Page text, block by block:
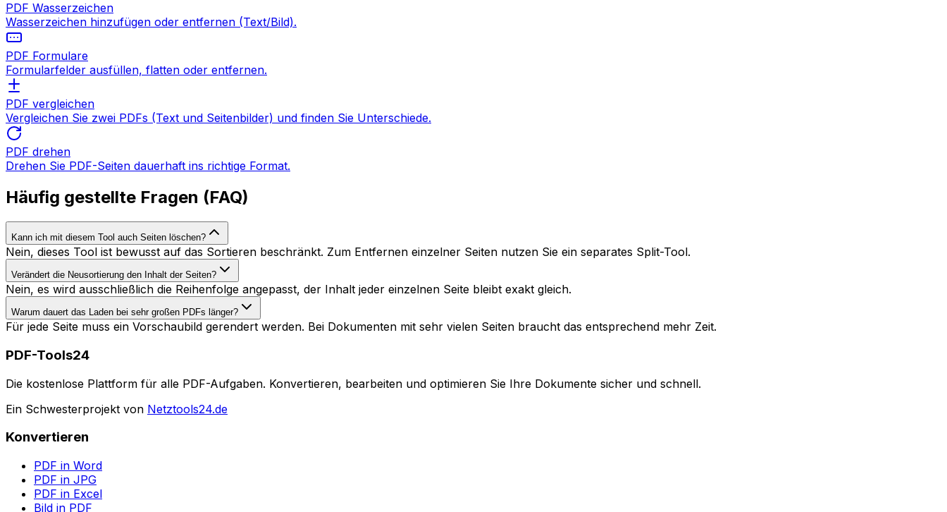
PDF Wasserzeichen
Wasserzeichen hinzufügen oder entfernen (Text/Bild).
PDF Formulare
Formularfelder ausfüllen, flatten oder entfernen.
PDF vergleichen
Vergleichen Sie zwei PDFs (Text und Seitenbilder) und finden Sie Unterschiede.
PDF drehen
Drehen Sie PDF-Seiten dauerhaft ins richtige Format.
Häufig gestellte Fragen (FAQ)
Kann ich mit diesem Tool auch Seiten löschen?
Nein, dieses Tool ist bewusst auf das Sortieren beschränkt. Zum Entfernen einzelner Seiten nutzen Sie ein separates Split-Tool.
Verändert die Neusortierung den Inhalt der Seiten?
Nein, es wird ausschließlich die Reihenfolge angepasst, der Inhalt jeder einzelnen Seite bleibt exakt gleich.
Warum dauert das Laden bei sehr großen PDFs länger?
Für jede Seite muss ein Vorschaubild gerendert werden. Bei Dokumenten mit sehr vielen Seiten braucht das entsprechend mehr Zeit.
PDF-Tools24
Die kostenlose Plattform für alle PDF-Aufgaben. Konvertieren, bearbeiten und optimieren Sie Ihre Dokumente sicher und schnell.
Ein Schwesterprojekt von Netztools24.de
Konvertieren
PDF in Word
PDF in JPG
PDF in Excel
Bild in PDF